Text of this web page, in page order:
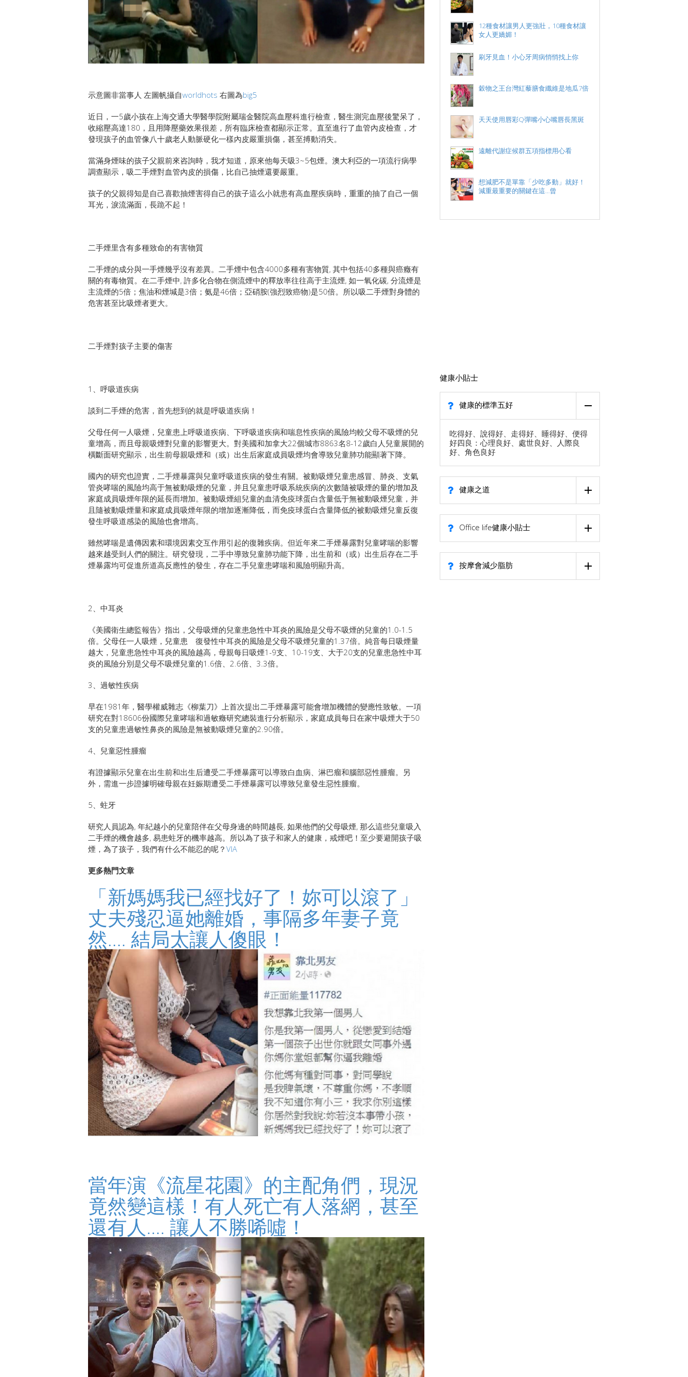
示意圖非當事人 左圖帆攝自worldhots 右圖為big5
近日，一5歲小孩在上海交通大學醫學院附屬瑞金醫院高血壓科進行檢查，醫生測完血壓後驚呆了，
收縮壓高達180，且用降壓藥效果很差，所有臨床檢查都顯示正常。直至進行了血管內皮檢查，才
發現孩子的血管像八十歲老人動脈硬化一樣內皮嚴重損傷，甚至搏動消失。
當滿身煙味的孩子父親前來咨詢時，我才知道，原來他每天吸3~5包煙。澳大利亞的一項流行病學
調查顯示，吸二手煙對血管內皮的損傷，比自己抽煙還要嚴重。
孩子的父親得知是自己喜歡抽煙害得自己的孩子這么小就患有高血壓疾病時，重重的抽了自己一個
耳光，淚流滿面，長跪不起！
二手煙里含有多種致命的有害物質
二手煙的成分與一手煙幾乎沒有差異。二手煙中包含4000多種有害物質, 其中包括40多種與癌癥有
關的有毒物質。在二手煙中, 許多化合物在側流煙中的釋放率往往高于主流煙, 如一氧化碳, 分流煙是
主流煙的5倍；焦油和煙堿是3倍；氨是46倍；亞硝胺(強烈致癌物)是50倍。所以吸二手煙對身體的
危害甚至比吸煙者更大。
二手煙對孩子主要的傷害
1、呼吸道疾病
談到二手煙的危害，首先想到的就是呼吸道疾病！
父母任何一人吸煙，兒童患上呼吸道疾病、下呼吸道疾病和喘息性疾病的風險均較父母不吸煙的兒
童增高，而且母親吸煙對兒童的影響更大。對美國和加拿大22個城市8863名8-12歲白人兒童展開的
橫斷面研究顯示，出生前母親吸煙和（或）出生后家庭成員吸煙均會導致兒童肺功能顯著下降。
國內的研究也證實，二手煙暴露與兒童呼吸道疾病的發生有關。被動吸煙兒童患感冒、肺炎、支氣
管炎哮喘的風險均高于無被動吸煙的兒童，并且兒童患呼吸系統疾病的次數隨被吸煙的量的增加及
家庭成員吸煙年限的延長而增加。被動吸煙組兒童的血清免疫球蛋白含量低于無被動吸煙兒童，并
且隨被動吸煙量和家庭成員吸煙年限的增加逐漸降低，而免疫球蛋白含量降低的被動吸煙兒童反復
發生呼吸道感染的風險也會增高。
雖然哮喘是遺傳因素和環境因素交互作用引起的復雜疾病。但近年來二手煙暴露對兒童哮喘的影響
越來越受到人們的關注。研究發現，二手中導致兒童肺功能下降，出生前和（或）出生后存在二手
煙暴露均可促進所道高反應性的發生，存在二手兒童患哮喘和風險明顯升高。
2、中耳炎
《美國衛生總監報告》指出，父母吸煙的兒童患急性中耳炎的風險是父母不吸煙的兒童的1.0-1.5
倍。父母任一人吸煙，兒童患 復發性中耳炎的風險是父母不吸煙兒童的1.37倍。純音每日吸煙量
越大，兒童患急性中耳炎的風險越高，母親每日吸煙1-9支、10-19支、大于20支的兒童患急性中耳
炎的風險分別是父母不吸煙兒童的1.6倍、2.6倍、3.3倍。
3、過敏性疾病
早在1981年，醫學權威雜志《柳葉刀》上首次提出二手煙暴露可能會增加機體的變應性致敏。一項
研究在對18606份國際兒童哮喘和過敏癥研究總裝進行分析顯示，家庭成員每日在家中吸煙大于50
支的兒童患過敏性鼻炎的風險是無被動吸煙兒童的2.90倍。
4、兒童惡性腫瘤
有證據顯示兒童在出生前和出生后遭受二手煙暴露可以導致白血病、淋巴瘤和腦部惡性腫瘤。另
外，需進一步證據明確母親在妊娠期遭受二手煙暴露可以導致兒童發生惡性腫瘤。
5、蛀牙
研究人員認為, 年紀越小的兒童陪伴在父母身邊的時間越長, 如果他們的父母吸煙, 那么這些兒童吸入
二手煙的機會越多, 易患蛀牙的機率越高。所以為了孩子和家人的健康，戒煙吧！至少要避開孩子吸
煙，為了孩子，我們有什么不能忍的呢？ VIA
更多熱門文章
「新媽媽我已經找好了！妳可以滾了」
丈夫殘忍逼她離婚，事隔多年妻子竟
然.... 結局太讓人傻眼！
當年演《流星花園》的主配角們，現況
竟然變這樣！有人死亡有人落網，甚至
還有人.... 讓人不勝唏噓！
12種食材讓男人更強壯，10種食材讓
女人更嬌媚！
刷牙見血！小心牙周病悄悄找上你
穀物之王台灣紅藜膳食纖維是地瓜7倍
天天使用唇彩Q彈嘴小心嘴唇長黑斑
遠離代謝症候群五項指標用心看
想減肥不是單靠「少吃多動」就好！
減重最重要的關鍵在這...曾
健康小貼士
健康的標準五好
吃得好、說得好、走得好、睡得好、便得
好四良：心理良好、處世良好、人際良
好、角色良好
健康之道
Office life健康小貼士
按摩會減少脂肪